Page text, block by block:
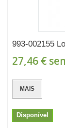
993-002155
27,46 €
MAIS
Disponível